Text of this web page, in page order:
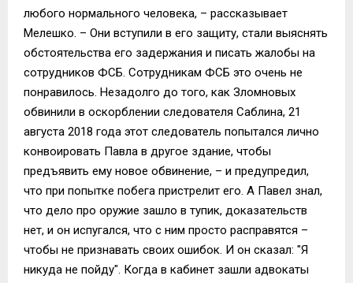
любого нормального человека, – рассказывает
Мелешко. – Они вступили в его защиту, стали выяснять
обстоятельства его задержания и писать жалобы на
сотрудников ФСБ. Сотрудникам ФСБ это очень не
понравилось. Незадолго до того, как Зломновых
обвинили в оскорблении следователя Саблина, 21
августа 2018 года этот следователь попытался лично
конвоировать Павла в другое здание, чтобы
предъявить ему новое обвинение, – и предупредил,
что при попытке побега пристрелит его. А Павел знал,
что дело про оружие зашло в тупик, доказательств
нет, и он испугался, что с ним просто расправятся –
чтобы не признавать своих ошибок. И он сказал: "Я
никуда не пойду". Когда в кабинет зашли адвокаты